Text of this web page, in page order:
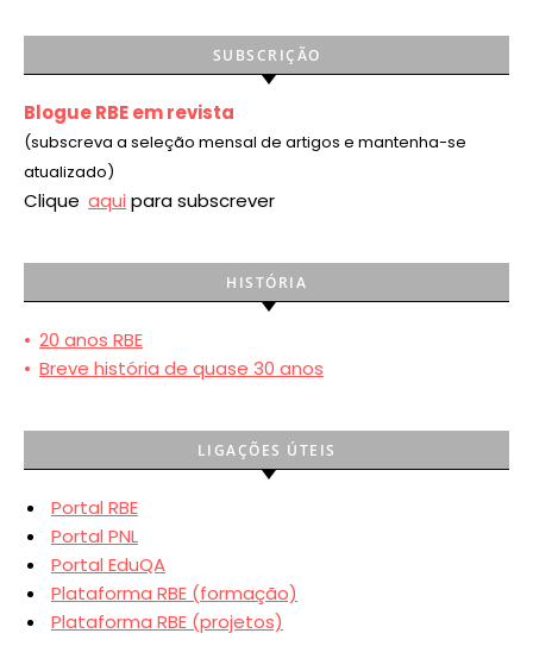
SUBSCRIÇÃO
Blogue RBE em revista
(subscreva a seleção mensal de artigos e mantenha-se
atualizado)
Clique aqui para subscrever
HISTÓRIA
• 20 anos RBE
• Breve história de quase 30 anos
LIGAÇÕES ÚTEIS
Portal RBE
Portal PNL
Portal EduQA
Plataforma RBE (formação)
Plataforma RBE (projetos)